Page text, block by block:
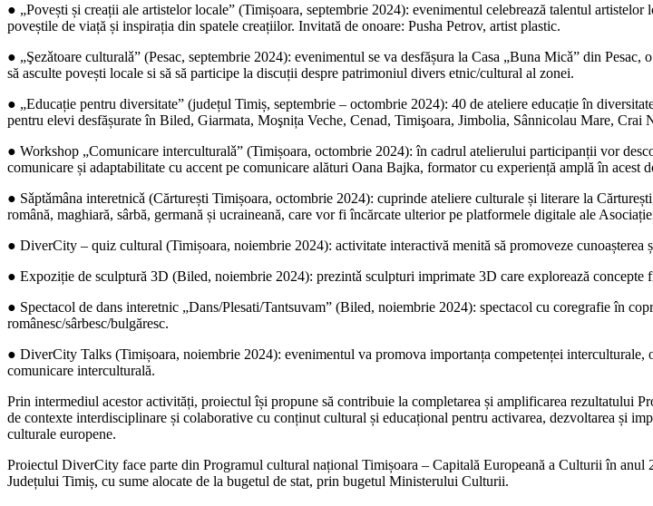
● „Povești și creații ale artistelor locale” (Timișoara, septembrie 2024): evenimentul celebrează talentul
poveștile de viață și inspirația din spatele creațiilor. Invitată de onoare: Pusha Petrov, artist plastic.
● „Şezǎtoare culturalǎ” (Pesac, septembrie 2024): evenimentul se va desfășura la Casa „Buna Micǎ” din
să asculte povești locale si să să participe la discuții despre patrimoniul divers etnic/cultural al zonei.
● „Educație pentru diversitate” (județul Timiș, septembrie – octombrie 2024): 40 de ateliere educație în
pentru elevi desfășurate în Biled, Giarmata, Moşnița Veche, Cenad, Timişoara, Jimbolia, Sânnicolau Mare, Crai
● Workshop „Comunicare interculturalǎ” (Timișoara, octombrie 2024): în cadrul atelierului participanții vor
comunicare și adaptabilitate cu accent pe comunicare alături Oana Bajka, formator cu experiență amplă în acest
● Sǎptǎmâna interetnicǎ (Cărturești Timișoara, octombrie 2024): cuprinde ateliere culturale și literare la
română, maghiară, sârbă, germană și ucraineană, care vor fi încărcate ulterior pe platformele digitale ale
● DiverCity – quiz cultural (Timișoara, noiembrie 2024): activitate interactivă menită să promoveze
● Expoziție de sculptură 3D (Biled, noiembrie 2024): prezintǎ sculpturi imprimate 3D care explorează
● Spectacol de dans interetnic „Dans/Plesati/Tantsuvam” (Biled, noiembrie 2024): spectacol cu coregrafie în
românesc/sârbesc/bulgăresc.
● DiverCity Talks (Timișoara, noiembrie 2024): evenimentul va promova importanța competenței
comunicare interculturală.
Prin intermediul acestor activități, proiectul își propune să contribuie la completarea și amplificarea rezultatului
de contexte interdisciplinare și colaborative cu conținut cultural și educațional pentru activarea, dezvoltarea și
culturale europene.
Proiectul DiverCity face parte din Programul cultural național Timișoara – Capitală Europeană a Culturii în
Județului Timiș, cu sume alocate de la bugetul de stat, prin bugetul Ministerului Culturii.